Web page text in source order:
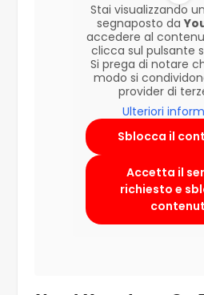
Stai visualizzando
segnaposto da
accedere al
clicca sul pulsante
Si prega di notare
modo si
provider di
Ulteriori
Sblocca il
Accetta il
richiesto e